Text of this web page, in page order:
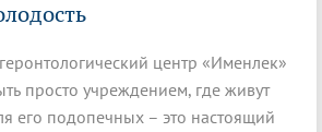
центр «Именлек»
просто учреждением, где живут
его подопечных – это настоящий